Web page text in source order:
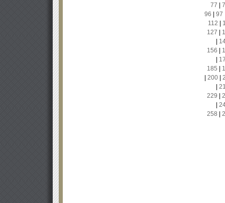
77
96
97
112
127
156
185
200|
229
258